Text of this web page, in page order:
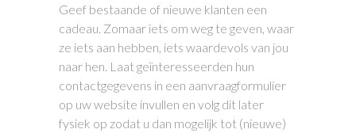
Geef bestaande of nieuwe klanten een
cadeau. Zomaar iets om weg te geven, waar
ze iets aan hebben, iets waardevols van jou
naar hen. Laat geïnteresseerden hun
contactgegevens in een aanvraagformulier
op uw website invullen en volg dit later
fysiek op zodat u dan mogelijk tot (nieuwe)